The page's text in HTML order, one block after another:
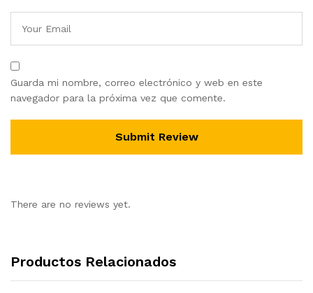
Guarda mi nombre, correo electrónico y web en este
navegador para la próxima vez que comente.
There are no reviews yet.
Productos Relacionados